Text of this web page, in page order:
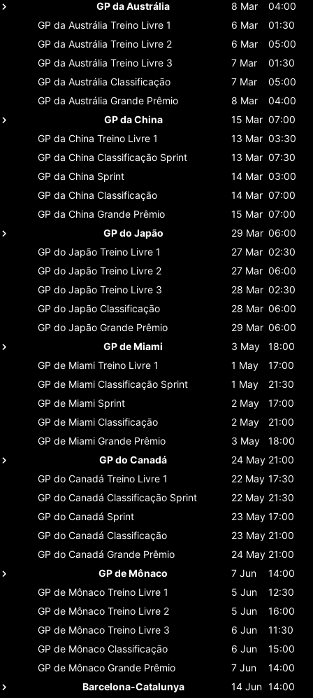
GP da Austrália
8 Mar
04:00
GP da Austrália Treino Livre 1 6 Mar
01:30
GP da Austrália Treino Livre 2 6 Mar
05:00
GP da Austrália Treino Livre 3 7 Mar
01:30
GP da Austrália Classificaçāo 7 Mar
05:00
GP da Austrália Grande Prêmio 8 Mar
04:00
GP da China
15 Mar 07:00
GP da China Treino Livre 1 13 Mar 03:30
GP da China Classificaçāo Sprint 13 Mar 07:30
GP da China Sprint 14 Mar 03:00
GP da China Classificaçāo 14 Mar 07:00
GP da China Grande Prêmio 15 Mar 07:00
GP do Japão
29 Mar 06:00
GP do Japão Treino Livre 1 27 Mar 02:30
GP do Japão Treino Livre 2 27 Mar 06:00
GP do Japão Treino Livre 3 28 Mar 02:30
GP do Japão Classificaçāo 28 Mar 06:00
GP do Japão Grande Prêmio 29 Mar 06:00
GP de Miami
3 May
18:00
GP de Miami Treino Livre 1 1 May
17:00
GP de Miami Classificaçāo Sprint 1 May
21:30
GP de Miami Sprint 2 May
17:00
GP de Miami Classificaçāo 2 May
21:00
GP de Miami Grande Prêmio 3 May
18:00
GP do Canadá
24 May 21:00
GP do Canadá Treino Livre 1 22 May 17:30
GP do Canadá Classificaçāo Sprint 22 May 21:30
GP do Canadá Sprint 23 May 17:00
GP do Canadá Classificaçāo 23 May 21:00
GP do Canadá Grande Prêmio 24 May 21:00
GP de Mônaco
7 Jun
14:00
GP de Mônaco Treino Livre 1 5 Jun
12:30
GP de Mônaco Treino Livre 2 5 Jun
16:00
GP de Mônaco Treino Livre 3 6 Jun
11:30
GP de Mônaco Classificaçāo 6 Jun
15:00
GP de Mônaco Grande Prêmio 7 Jun
14:00
Barcelona-Catalunya
14 Jun 14:00